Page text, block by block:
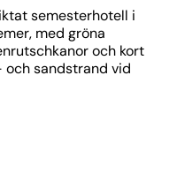
semesterhotell i
med gröna
och kort
sandstrand vid